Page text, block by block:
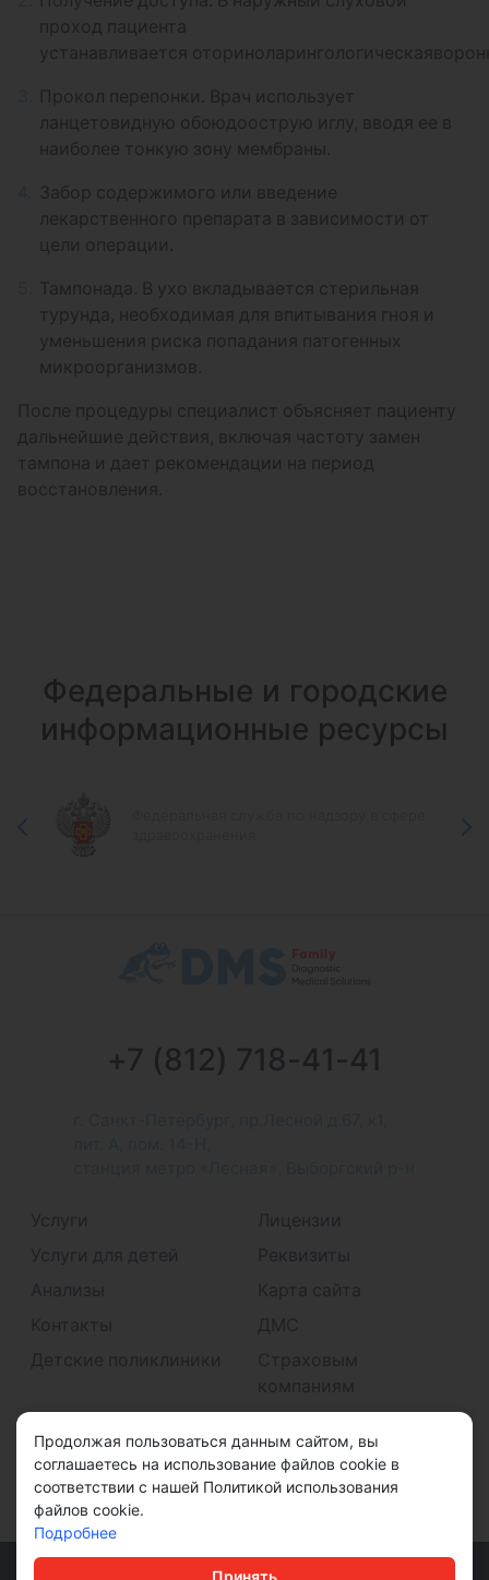
проход пациента
устанавливается
Прокол перепонки. Врач использует
ланцетовидную обоюдоострую иглу, вводя ее в
наиболее тонкую зону мембраны.
Забор содержимого или введение
лекарственного препарата в зависимости от
цели операции.
Тампонада. В ухо вкладывается стерильная
турунда, необходимая для впитывания гноя и
уменьшения риска попадания патогенных
микроорганизмов.
После процедуры специалист объясняет пациенту
дальнейшие действия, включая частоту замен
тампона и дает рекомендации на период
восстановления.
Федеральные и городские
информационные ресурсы
+7 (812) 718-41-41
© ООО "ДМС" 2026
Продолжая пользоваться данным сайтом, вы
соглашаетесь на использование файлов cookie в
соответствии с нашей Политикой использования
файлов cookie.
Подробнее
Принять